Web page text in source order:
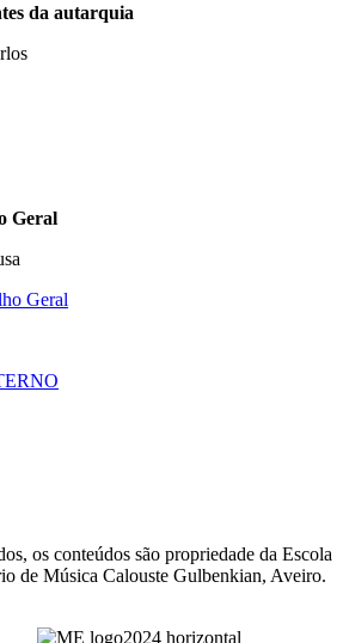
da autarquia
Geral
Geral
os conteúdos são propriedade da Escola
de Música Calouste Gulbenkian, Aveiro.